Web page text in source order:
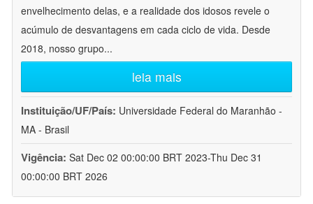
envelhecimento delas, e a realidade dos idosos revele o
acúmulo de desvantagens em cada ciclo de vida. Desde
2018, nosso grupo...
leia mais
Instituição/UF/País: Universidade Federal do Maranhão -
MA - Brasil
Vigência: Sat Dec 02 00:00:00 BRT 2023-Thu Dec 31
00:00:00 BRT 2026